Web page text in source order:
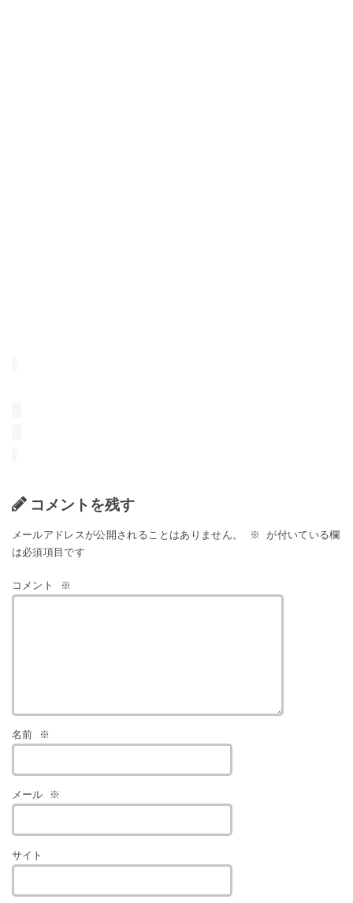
コメントを残す
メールアドレスが公開されることはありません。 ※
が付いている欄
は必須項目です
コメント ※
名前 ※
メール ※
サイト